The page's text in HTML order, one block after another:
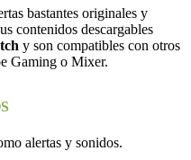
bastantes originales y
contenidos descargables
y son compatibles con otros
Gaming o Mixer.
alertas y sonidos.